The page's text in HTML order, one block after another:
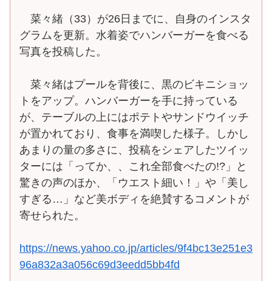
菜々緒（33）が26日までに、自身のインスタ
グラムを更新。水着姿でハンバーガーを食べる
写真を投稿した。
菜々緒はプールを背後に、黒のビキニショッ
トをアップ。ハンバーガーを手に持っている
が、テーブルの上にはポテトやサンドウイッチ
が置かれており、食事を満喫した様子。しかし
あまりの量の多さに、投稿をシェアしたツイッ
ターには「ってか、、これ全部食べたの!?」と
驚きの声のほか、「ウエスト細い！」や「美し
すぎる…」など美ボディを絶賛するコメントが
寄せられた。
https://news.yahoo.co.jp/articles/9f4bc13e251e3
96a832a3a056c69d3eedd5bb4fd